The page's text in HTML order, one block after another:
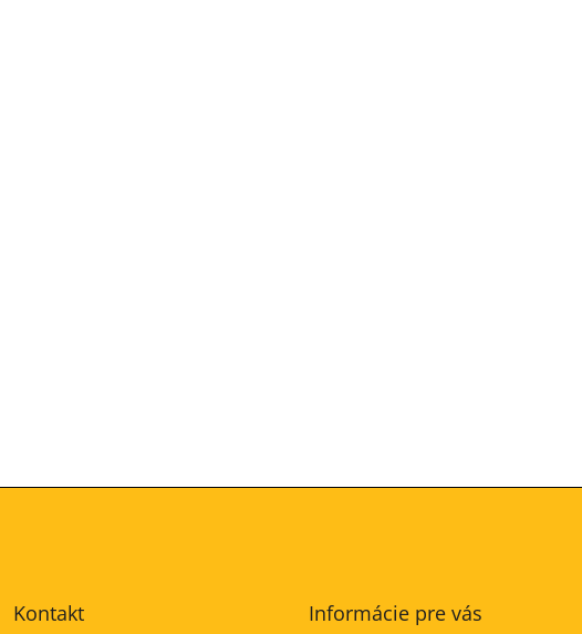
Kontakt Informácie pre vás